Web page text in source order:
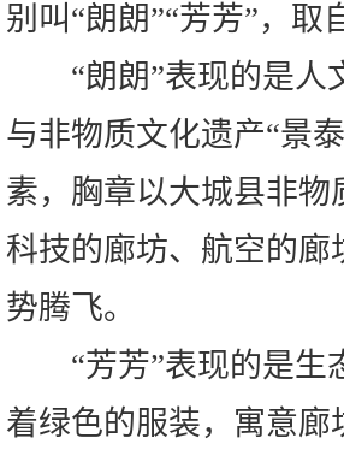
别叫“朗朗”“芳芳”，
“朗朗”表现的是人
与非物质文化遗产“景
素，胸章以大城县非物
科技的廊坊、航空的
势腾飞。
“芳芳”表现的是生
着绿色的服装，寓意